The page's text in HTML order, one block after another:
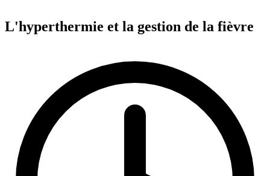
L'hyperthermie et la gestion de la fièvre